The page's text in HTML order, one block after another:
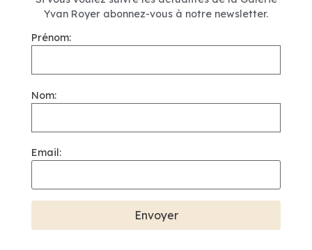
Yvan Royer abonnez-vous à notre newsletter.
Prénom:
Nom:
Email: